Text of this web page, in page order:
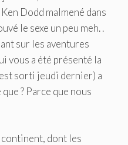
Dodd malmené dans
le sexe un peu meh. .
sur les aventures
vous a été présenté la
sorti jeudi dernier) a
? Parce que nous
dont les